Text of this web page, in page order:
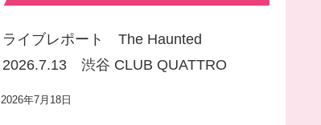
ライブレポート The Haunted
2026.7.13 渋谷 CLUB QUATTRO
2026年7月18日